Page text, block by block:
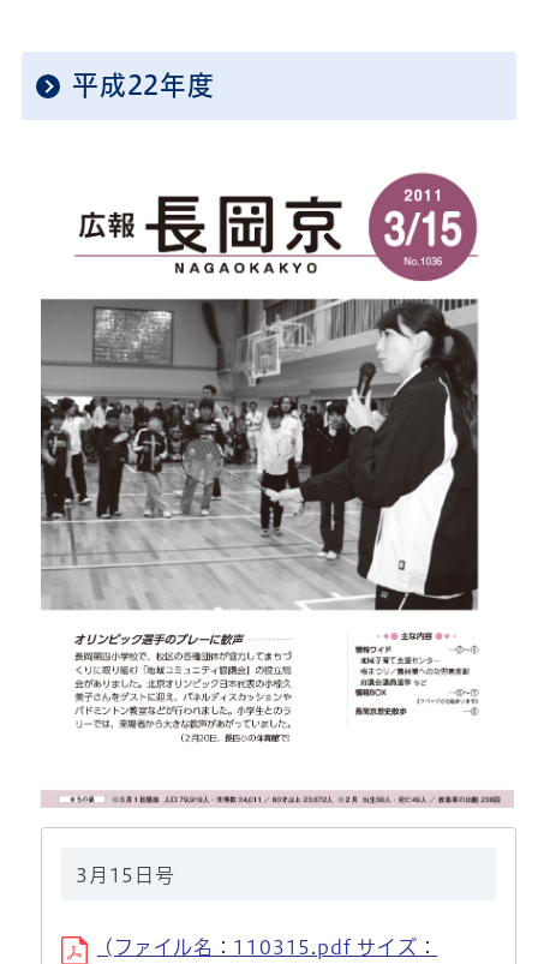
平成22年度
3月15日号
(ファイル名：110315.pdf サイズ：